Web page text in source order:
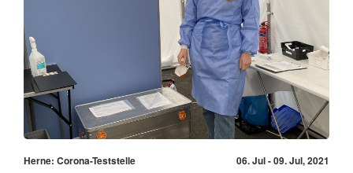
Herne: Corona-Teststelle 06. Jul - 09. Jul, 2021